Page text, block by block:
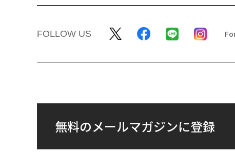
FOLLOW US
無料のメールマガジンに登録